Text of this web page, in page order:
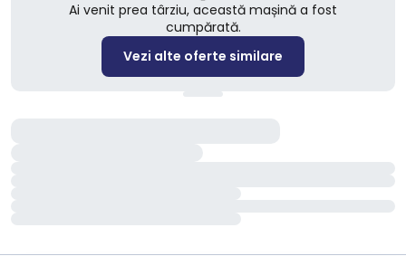
Ai venit prea târziu, această mașină a fost
cumpărată.
Vezi alte oferte similare